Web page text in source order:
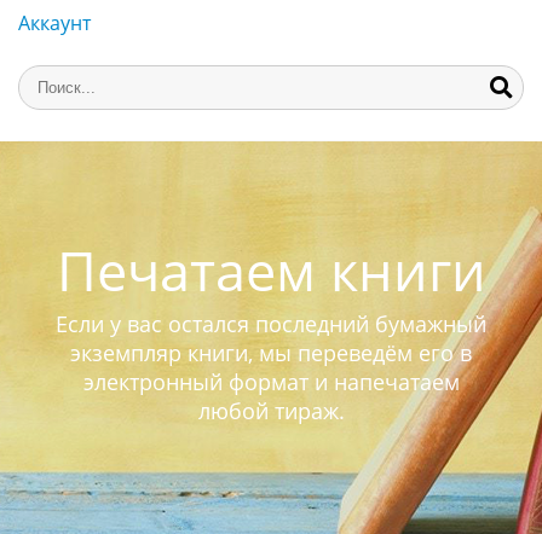
Аккаунт
Печатаем книги
Если у вас остался последний бумажный
экземпляр книги, мы переведём его в
электронный формат и напечатаем
любой тираж.